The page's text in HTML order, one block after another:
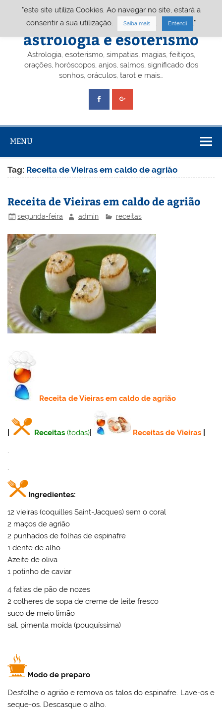
Portal A&E – Portal
astrologia e esoterismo
Astrologia, esoterismo, simpatias, magias, feitiços,
orações, horóscopos, anjos, salmos, significado dos
sonhos, oráculos, tarot e mais…
MENU
Tag: Receita de Vieiras em caldo de agrião
Receita de Vieiras em caldo de agrião
segunda-feira admin receitas
Receitade Vieiras em caldo de agrião
Receitas (todas) Receitas de Vieiras
.
.
Ingredientes:
12 vieiras (coquilles Saint-Jacques) sem o coral
2 maços de agrião
2 punhados de folhas de espinafre
1 dente de alho
Azeite de oliva
1 potinho de caviar
4 fatias de pão de nozes
2 colheres de sopa de creme de leite fresco
suco de meio limão
sal, pimenta moída (pouquíssima)
Modo de preparo
Desfolhe o agrião e remova os talos do espinafre. Lave-os e
seque-os. Descasque o alho.
"este site utiliza Cookies. Ao navegar no site, estará a
consentir a sua utilização.
Saiba mais Entendi ."